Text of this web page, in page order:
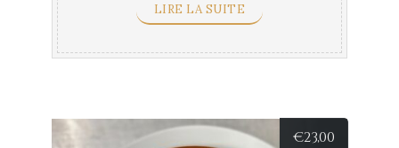
LIRE LA SUITE
€23,00